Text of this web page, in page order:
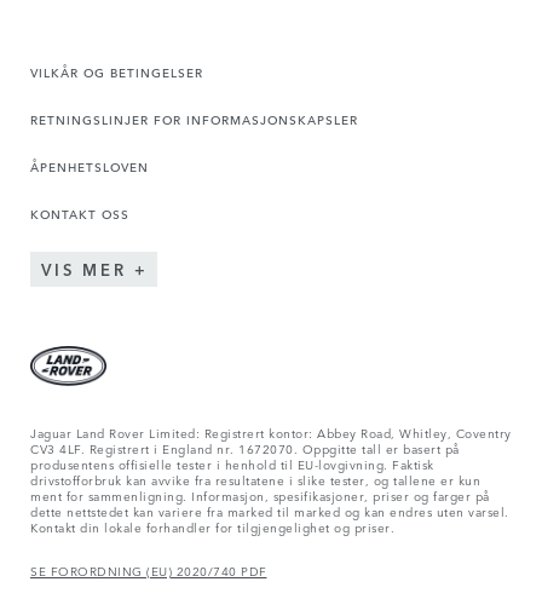
VILKÅR OG BETINGELSER
RETNINGSLINJER FOR INFORMASJONSKAPSLER
ÅPENHETSLOVEN
KONTAKT OSS
VIS MER
Jaguar Land Rover Limited: Registrert kontor: Abbey Road, Whitley, Coventry
CV3 4LF. Registrert i England nr. 1672070. Oppgitte tall er basert på
produsentens offisielle tester i henhold til EU-lovgivning. Faktisk
drivstofforbruk kan avvike fra resultatene i slike tester, og tallene er kun
ment for sammenligning. Informasjon, spesifikasjoner, priser og farger på
dette nettstedet kan variere fra marked til marked og kan endres uten varsel.
Kontakt din lokale forhandler for tilgjengelighet og priser.
SE FORORDNING (EU) 2020/740 PDF